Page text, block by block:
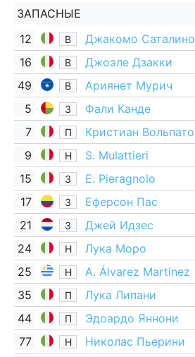
ЗАПАСНЫЕ
12
В
Джакомо Саталино
16
В
Джоэле Дзакки
49
В
Ариянет Мурич
5
З
Фали Канде
7
П Кристиан Вольпато
9 Н
S. Mulattieri
15
З
E. Pieragnolo
17
З
Еферсон Пас
21
З
Джей Идзес
24
Н
Лука Моро
25
Н
A. Álvarez Martínez
35
П Лука Липани
44 П Эдоардо Яннони
77 Н Николас Пьерини